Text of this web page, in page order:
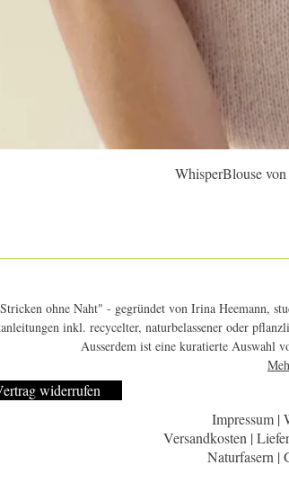
WhisperBlouse
ohne Naht" - gegründet von Irina Heemann,
inkl. recycelter, naturbelassener oder
Ausserdem ist eine kuratierte Auswahl
widerrufen
Impressum |
Versandkosten |
Naturfasern |